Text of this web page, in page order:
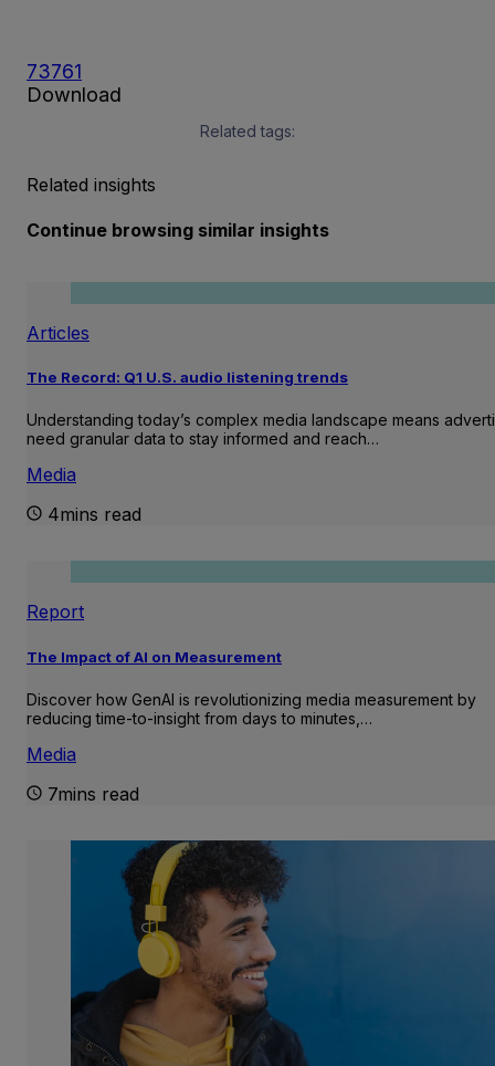
73761
Download
Related tags:
Related insights
Continue browsing similar insights
Articles
The Record: Q1 U.S. audio listening trends
Understanding today’s complex media landscape means
need granular data to stay informed and reach…
Media
4mins read
Report
The Impact of AI on Measurement
Discover how GenAI is revolutionizing media measurement by
reducing time-to-insight from days to minutes,…
Media
7mins read